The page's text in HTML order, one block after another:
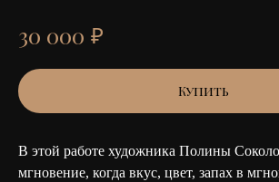
30 000 ₽
Купить
В этой работе художника Полины
мгновение, когда вкус, цвет, запах в